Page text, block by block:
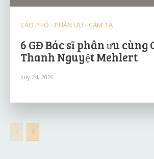
CÁO PHÓ - PHÂN ƯU - CẢM TẠ
6 GĐ Bác sĩ phân ưu cùng
Thanh Nguyệt Mehlert
July 24, 2026